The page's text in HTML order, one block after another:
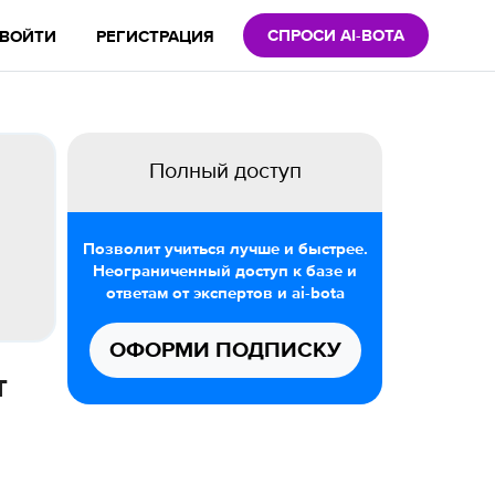
ВОЙТИ РЕГИСТРАЦИЯ СПРОСИ AI-BOTA
Полный доступ
Позволит учиться лучше и быстрее.
Неограниченный доступ к базе и
ответам от экспертов и ai-bota
ОФОРМИ ПОДПИСКУ